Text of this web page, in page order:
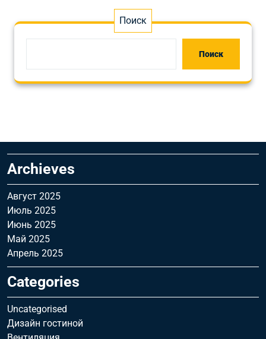
Поиск
Поиск
Archieves
Август 2025
Июль 2025
Июнь 2025
Май 2025
Апрель 2025
Categories
Uncategorised
Дизайн гостиной